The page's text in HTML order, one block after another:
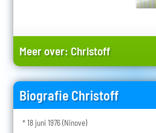
Meer over: Christoff
Biografie Christoff
* 18 juni 1976 (Ninove)